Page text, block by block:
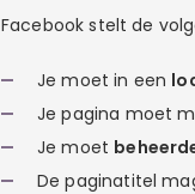
Facebook stelt de
Je moet in een
Je pagina moet
Je moet
De paginatitel